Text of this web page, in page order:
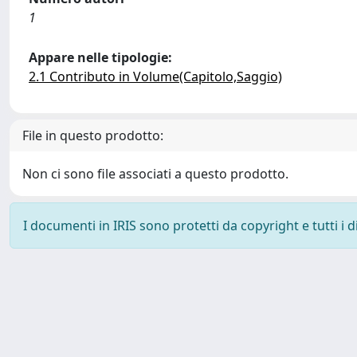
1
Appare nelle tipologie:
2.1 Contributo in Volume(Capitolo,Saggio)
File in questo prodotto:
Non ci sono file associati a questo prodotto.
I documenti in IRIS sono protetti da copyright e tutti i